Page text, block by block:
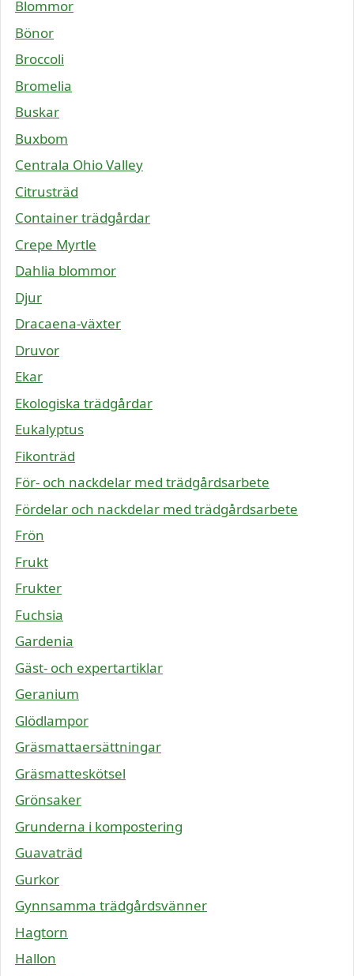
Blommor
Bönor
Broccoli
Bromelia
Buskar
Buxbom
Centrala Ohio Valley
Citrusträd
Container trädgårdar
Crepe Myrtle
Dahlia blommor
Djur
Dracaena-växter
Druvor
Ekar
Ekologiska trädgårdar
Eukalyptus
Fikonträd
För- och nackdelar med trädgårdsarbete
Fördelar och nackdelar med trädgårdsarbete
Frön
Frukt
Frukter
Fuchsia
Gardenia
Gäst- och expertartiklar
Geranium
Glödlampor
Gräsmattaersättningar
Gräsmatteskötsel
Grönsaker
Grunderna i kompostering
Guavaträd
Gurkor
Gynnsamma trädgårdsvänner
Hagtorn
Hallon